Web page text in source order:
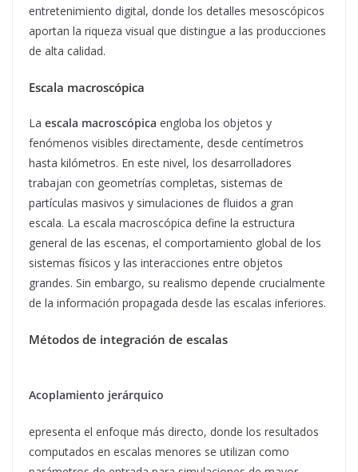
entretenimiento digital, donde los detalles mesoscópicos
aportan la riqueza visual que distingue a las producciones
de alta calidad.
Escala macroscópica
La escala macroscópica engloba los objetos y
fenómenos visibles directamente, desde centímetros
hasta kilómetros. En este nivel, los desarrolladores
trabajan con geometrías completas, sistemas de
partículas masivos y simulaciones de fluidos a gran
escala. La escala macroscópica define la estructura
general de las escenas, el comportamiento global de los
sistemas físicos y las interacciones entre objetos
grandes. Sin embargo, su realismo depende crucialmente
de la información propagada desde las escalas inferiores.
Métodos de integración de escalas
Acoplamiento jerárquico
epresenta el enfoque más directo, donde los resultados
computados en escalas menores se utilizan como